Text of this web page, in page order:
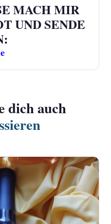
MACH MIR
UND SENDE
dich auch